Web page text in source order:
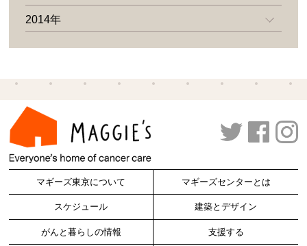
2014年
マギーズ東京について マギーズセンターとは
スケジュール 建築とデザイン
がんと暮らしの情報 支援する